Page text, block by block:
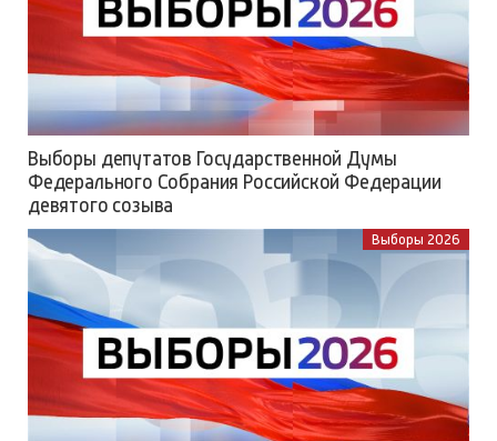
Выборы депутатов Государственной Думы
Федерального Собрания Российской Федерации
девятого созыва
Выборы 2026